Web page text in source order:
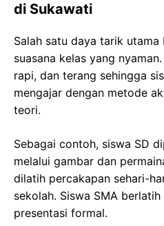
di Sukawati
Salah satu daya tarik
suasana kelas yang
rapi, dan terang sehingga
mengajar dengan metode
teori.
Sebagai contoh, siswa SD
melalui gambar dan
dilatih percakapan sehari-
sekolah. Siswa SMA
presentasi formal.